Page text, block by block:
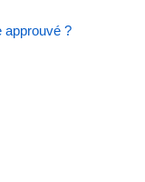
approuvé ?